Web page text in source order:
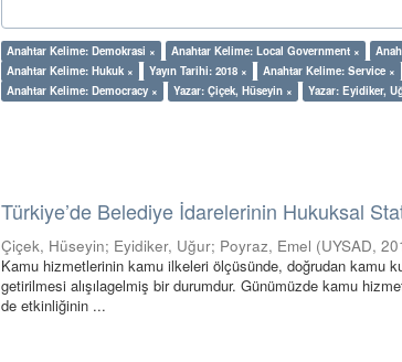
Anahtar Kelime: Demokrasi × Anahtar Kelime: Local Government ×
Anahtar Kelime: Hukuk ×
Yayın Tarihi: 2018 × Anahtar Kelime: Service ×
Anahtar Kelime: Democracy ×
Yazar: Çiçek, Hüseyin × Yazar: Eyidiker,
Türkiye’de Belediye İdarelerinin Hukuksal
Çiçek, Hüseyin; Eyidiker, Uğur; Poyraz, Emel (UYSAD,
Kamu hizmetlerinin kamu ilkeleri ölçüsünde, doğrudan kamu
getirilmesi alışılagelmiş bir durumdur. Günümüzde kamu
de etkinliğinin ...